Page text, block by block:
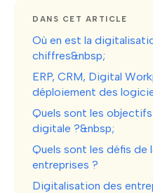
DANS CET ARTICLE
Où en est la
chiffres&nbsp;
ERP, CRM, Digital
déploiement des
Quels sont les
digitale ?&nbsp;
Quels sont les défis de
entreprises ?
Digitalisation des